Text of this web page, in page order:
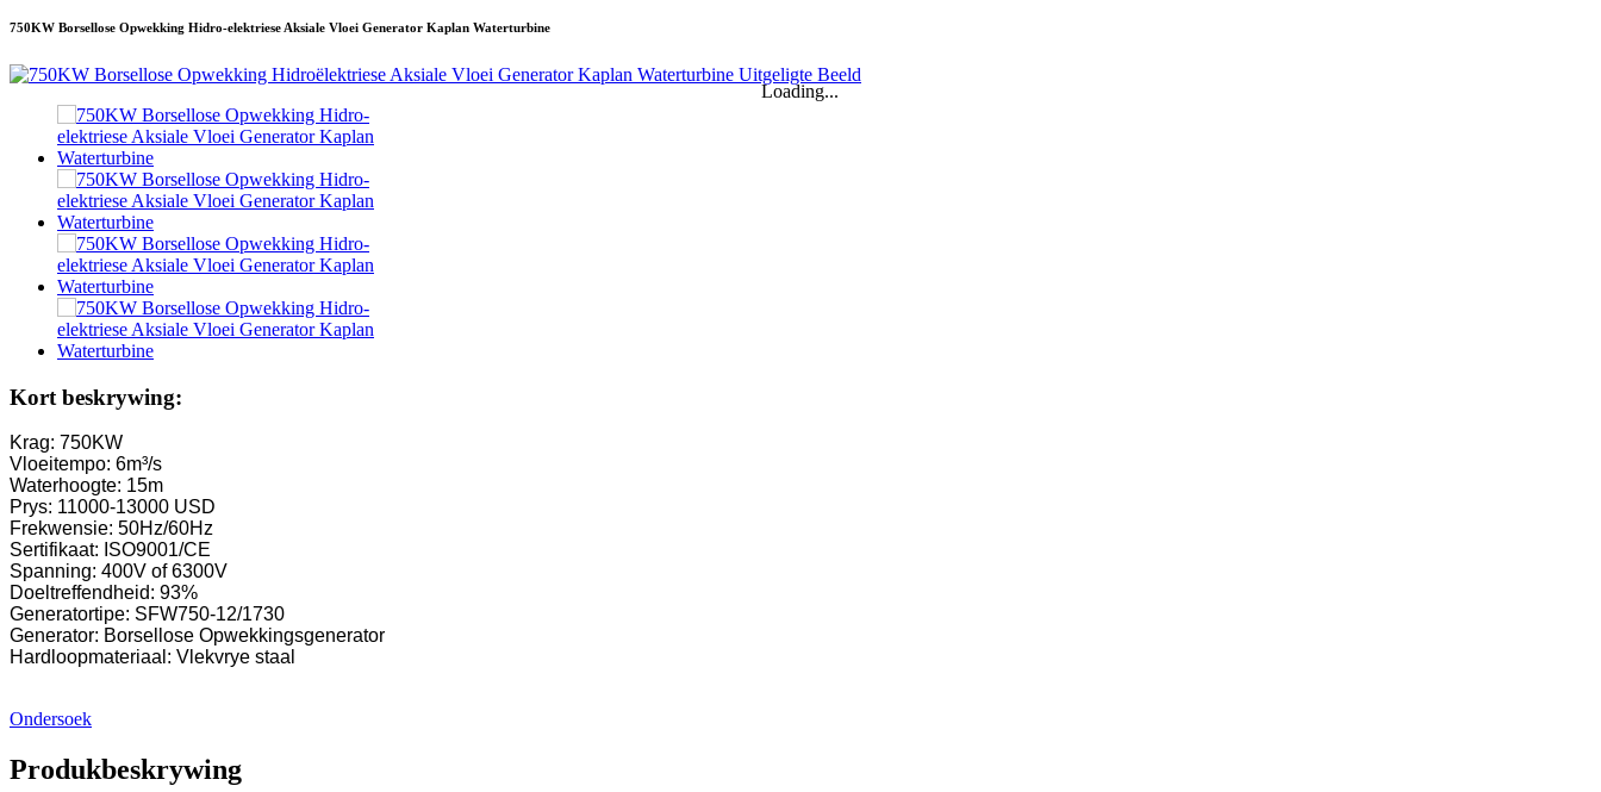
Lae Siviele Konstruksiekoste Hoë Doeltreffendheid Lae Heat ...
20 voet 250 kWh 582 kWh gekontainerde litium-ioon battery...
Klein 10kW 12kW 15kW 20kW Mikro Hidro Vaste Lem Ka...
Forster 2×40KW Mikro Hidro-Turbo-Turbine-kragopwekker
Hidrouliese skroefturbine 100kW Kaplan-turbine-generator ...
2200kW Hidrokrag Pelton Waterwiel Turbine Generator
Klein Kaplan-turbine 10KW 12KW 15KW Mikro-waterkrag...
Vervaardiger van hidroëlektriese toerusting, hidrouliese frank ...
Hidroëlektriese Kragstelsels Francis Turbine Generator...
Hidrouliese Turbine Generator 250KW Hidro-elektriese Fran ...
Mikro Turgo Turbine Mini Hidrokragoplossing 20KW-50KW
Forster Hidroëlektriese Kaplan Turbine Generator Prys...
320KW Hidrouliese Francis Waterturbine Generator Met ...
1200KW Hidroëlektriese Pelton-turbinegenerator
Lae Siviele Konstruksiekoste Hoë Doeltreffendheid Lae Heat ...
20 voet 250 kWh 582 kWh gekontainerde litium-ioon battery...
750KW Borsellose Opwekking Hidro-elektriese Aksiale Vloei Generator Kaplan Waterturbine
Loading...
Kort beskrywing:
Krag: 750KW
Vloeitempo: 6m³/s
Waterhoogte: 15m
Prys: 11000-13000 USD
Frekwensie: 50Hz/60Hz
Sertifikaat: ISO9001/CE
Spanning: 400V of 6300V
Doeltreffendheid: 93%
Generatortipe: SFW750-12/1730
Generator: Borsellose Opwekkingsgenerator
Hardloopmateriaal: Vlekvrye staal
Ondersoek
Produkbeskrywing